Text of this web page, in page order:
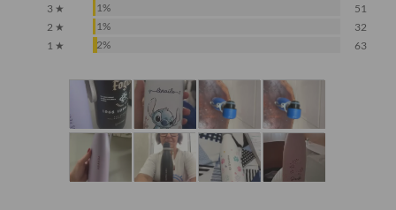
3 ★
1%
51
2 ★
1%
32
1 ★
2% 63